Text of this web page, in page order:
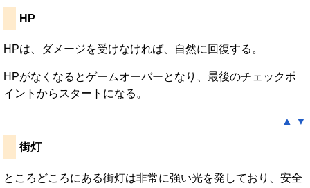
HP
HPは、ダメージを受けなければ、自然に回復する。
HPがなくなるとゲームオーバーとなり、最後のチェックポ
イントからスタートになる。
▲ ▼
街灯
ところどころにある街灯は非常に強い光を発しており、安全